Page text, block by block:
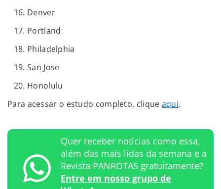
Denver
Portland
Philadelphia
San Jose
Honolulu
Para acessar o estudo completo, clique aqui.
Quer receber notícias como essa,
além das mais lidas da semana e a
Revista PANROTAS gratuitamente?
Entre em nosso grupo de